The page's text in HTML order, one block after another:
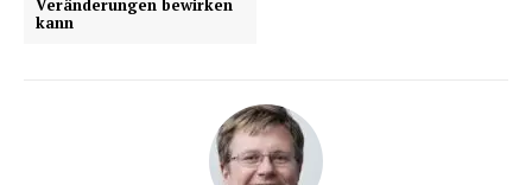
Veränderungen bewirken
kann